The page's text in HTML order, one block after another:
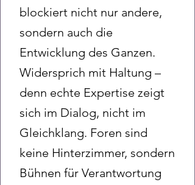
blockiert nicht nur andere,
sondern auch die
Entwicklung des Ganzen.
Widersprich mit Haltung –
denn echte Expertise zeigt
sich im Dialog, nicht im
Gleichklang. Foren sind
keine Hinterzimmer, sondern
Bühnen für Verantwortung